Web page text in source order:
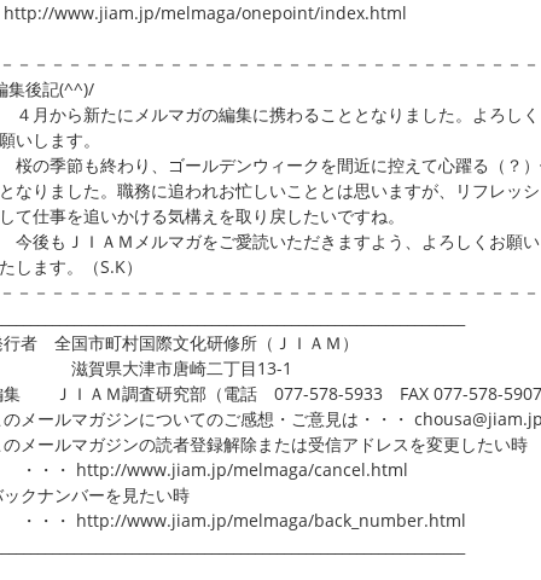
www.jiam.jp/melmaga/onepoint/index.html
－－－－－－－－－－－－－－－－－－－－－－－－－－－－－－
後記(^^)/
から新たにメルマガの編集に携わることとなりました。よろし
します。
季節も終わり、ゴールデンウィークを間近に控えて心躍る（？
りました。職務に追われお忙しいこととは思いますが、リフレッ
仕事を追いかける気構えを取り戻したいですね。
もＪＩＡＭメルマガをご愛読いただきますよう、よろしくお願
ます。（S.K）
－－－－－－－－－－－－－－－－－－－－－－－－－－－－－－
者 全国市町村国際文化研修所（ＪＩＡＭ）
県大津市唐崎二丁目13-1
ＪＩＡＭ調査研究部（電話 077-578-5933 FAX 077-578-
メールマガジンについてのご感想・ご意見は・・・
メールマガジンの読者登録解除または受信アドレスを変更したい時
・ http://www.jiam.jp/melmaga/cancel.html
クナンバーを見たい時
・ http://www.jiam.jp/melmaga/back_number.html